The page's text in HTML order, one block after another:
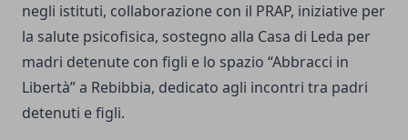
negli istituti, collaborazione con il PRAP, iniziative per
la salute psicofisica, sostegno alla Casa di Leda per
madri detenute con figli e lo spazio “Abbracci in
Libertà” a Rebibbia, dedicato agli incontri tra padri
detenuti e figli.